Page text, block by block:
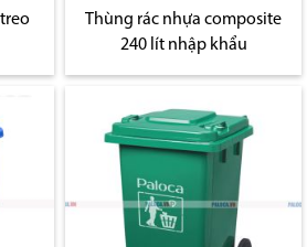
Thùng rác nhựa composite
240 lít nhập khẩu